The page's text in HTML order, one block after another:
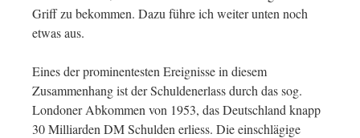
Griff zu bekommen. Dazu führe ich weiter unten noch
etwas aus.
Eines der prominentesten Ereignisse in diesem
Zusammenhang ist der Schuldenerlass durch das sog.
Londoner Abkommen von 1953, das Deutschland knapp
30 Milliarden DM Schulden erliess. Die einschlägige